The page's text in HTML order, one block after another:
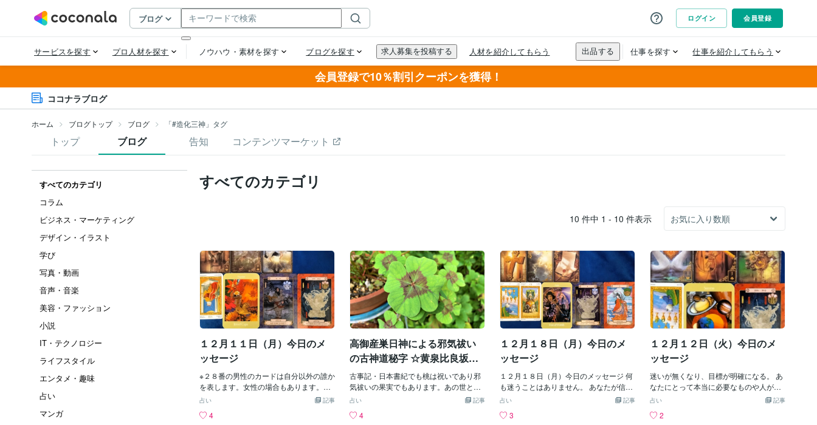
会員登録で10％割引クーポンを獲得！
ココナラブログ
ホーム ブログトップ ブログ 「#造化三神」タグ
トップ ブログ 告知 コンテンツマーケット
すべてのカテゴリ
コラム
ビジネス・マーケティング
デザイン・イラスト
学び
写真・動画
音声・音楽
美容・ファッション
小説
IT・テクノロジー
ライフスタイル
エンタメ・趣味
占い
マンガ
すべてのカテゴリ
10 件中 1 - 10 件表示
１２月１１日（月）今日のメ
ッセージ
※２８番の男性のカードは自分以外の誰か
を表します。女性の場合もあります。お
相手との関係には、乗り越えるべき課題
離や、すれ違いがあり、思うようにいか
記事
占い
4
高御産巣日神による邪気祓い
の古神道秘字 ☆黄泉比良坂で
登場する桃の力を解放する古
神道秘伝の字祓い☆
古事記・日本書紀でも桃は祝いであり邪
気祓いの果実でもあります。あの世とこ
の世を隔てる黄泉比良坂の重要な場面に
神・高御産巣日神（たかみむすびのか
記事
占い
4
１２月１８日（月）今日のメ
ッセージ
１２月１８日（月）今日のメッセージ 何
も迷うことはありません。 あなたが信じ
る道をそのまま進めば大丈夫です。 今は
界は晴れ、全貌が明らかになっていくで
記事
占い
3
１２月１２日（火）今日のメ
ッセージ
迷いが無くなり、目標が明確になる。 あ
なたにとって本当に必要なものや人が明
確になるでしょう。 発展と拡大の暗示。
すべて手にしているのです。 必要なもの
記事
占い
2